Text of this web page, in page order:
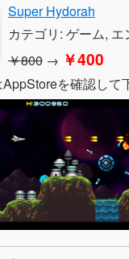
Super Hydorah
カテゴリ: ゲーム,
￥800 → ￥400
を確認して